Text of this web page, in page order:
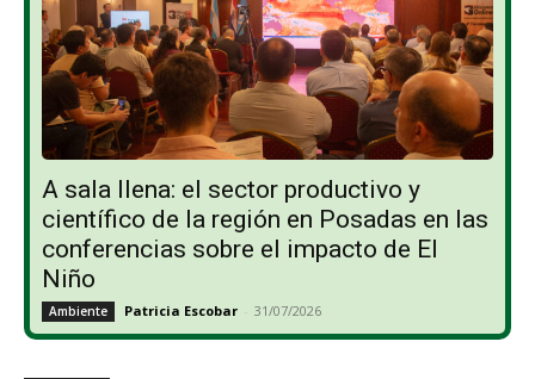
A sala llena: el sector productivo y
científico de la región en Posadas en las
conferencias sobre el impacto de El
Niño
Ambiente Patricia Escobar - 31/07/2026